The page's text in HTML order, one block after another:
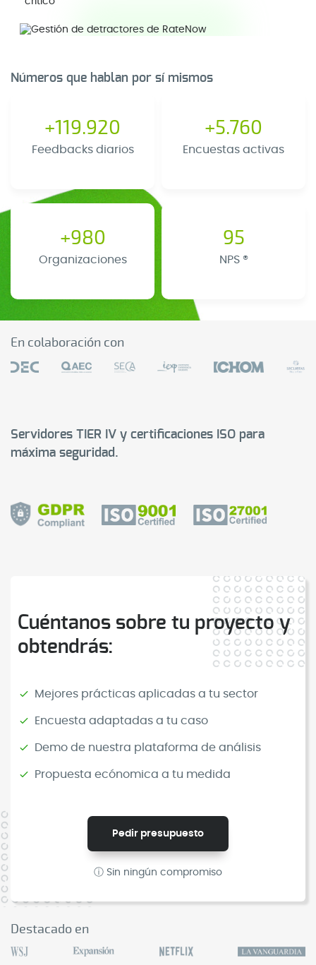
Números que hablan por sí mismos
+119.920
Feedbacks diarios
+5.760
Encuestas activas
+980
Organizaciones
95
NPS ®
En colaboración con
Servidores TIER IV y certificaciones ISO para
máxima seguridad.
Cuéntanos sobre tu proyecto y
obtendrás:
Mejores prácticas aplicadas a tu sector
Encuesta adaptadas a tu caso
Demo de nuestra plataforma de análisis
Propuesta ecónomica a tu medida
Pedir presupuesto
ⓘ Sin ningún compromiso
Destacado en